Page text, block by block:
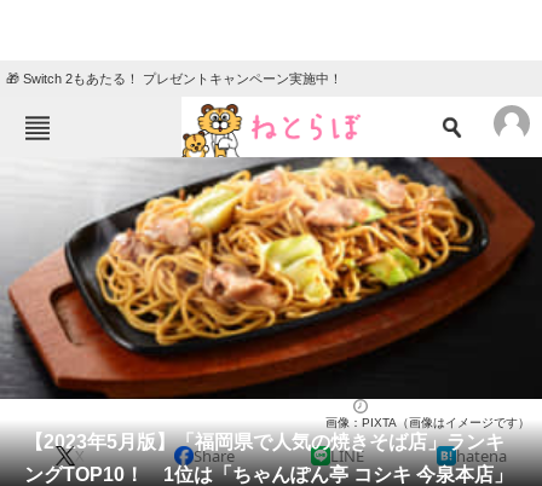
🎁 Switch 2もあたる！ プレゼントキャンペーン実施中！
ニュース
エンタメ クイズ
グルメ 地域
住まい 教育・育児
会員記事
【2023年5月版】「福岡県で人気の焼きそば店」ランキ
ングTOP10！ 1位は「ちゃんぽん亭 コシキ 今泉本店」
画像：PIXTA（画像はイメージです）
X Share LINE hatena